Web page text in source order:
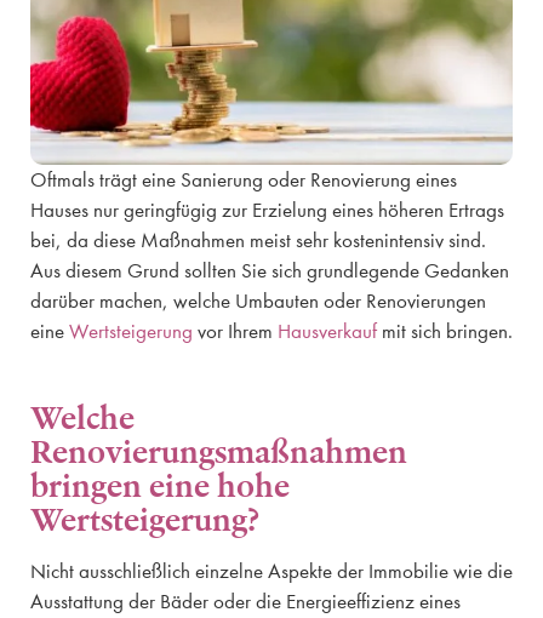
Oftmals trägt eine Sanierung oder Renovierung eines
Hauses nur geringfügig zur Erzielung eines höheren Ertrags
bei, da diese Maßnahmen meist sehr kostenintensiv sind.
Aus diesem Grund sollten Sie sich grundlegende Gedanken
darüber machen, welche Umbauten oder Renovierungen
eine Wertsteigerung vor Ihrem Hausverkaufmit sich bringen.
Welche
Renovierungsmaßnahmen
bringen eine hohe
Wertsteigerung?
Nicht ausschließlich einzelne Aspekte der Immobilie wie die
Ausstattung der Bäder oder die Energieeffizienz eines